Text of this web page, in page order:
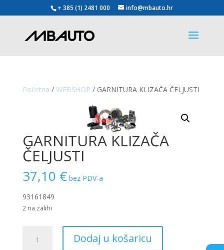
+ 385 (1) 2481 000 info@mbauto.hr
Početna / WEBSHOP / GARNITURA KLIZAČA ČELJUSTI
GARNITURA KLIZAČA
ČELJUSTI
37,10 € bez PDV-a
93161849
2 na zalihi
KLIZAČA
Dodaj u košaricu